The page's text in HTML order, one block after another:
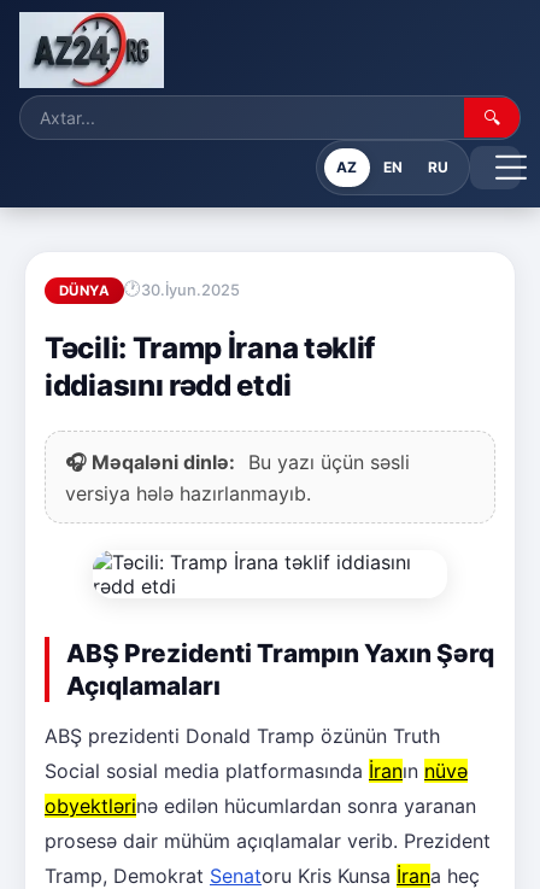
🔍
AZ EN RU
DÜNYA 30.İyun.2025
Təcili: Tramp İrana təklif
iddiasını rədd etdi
🎧 Məqaləni dinlə:
Bu yazı üçün səsli
versiya hələ hazırlanmayıb.
ABŞ Prezidenti Trampın Yaxın Şərq
Açıqlamaları
ABŞ prezidenti Donald Tramp özünün Truth
Social sosial media platformasında İranın nüvə
obyektlərinə edilən hücumlardan sonra yaranan
prosesə dair mühüm açıqlamalar verib. Prezident
Tramp, Demokrat Senatoru Kris Kunsa İrana heç